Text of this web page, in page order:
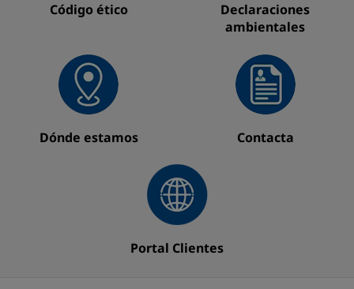
Código ético
Declaraciones
ambientales
Dónde estamos Contacta
Portal Clientes